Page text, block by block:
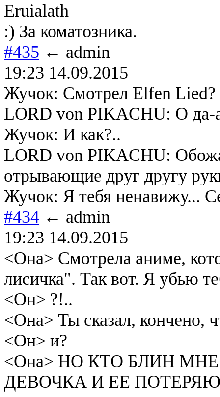
Eruialath
:) За коматозника.
#435 ← admin
19:23 14.09.2015
Жучок: Смотрел Elfen Lied?
LORD von PIKACHU: О да-
Жучок: И как?..
LORD von PIKACHU:
отрывающие друг другу
Жучок: Я тебя ненавижу...
#434 ← admin
19:23 14.09.2015
<Она> Смотрела аниме,
лисичка". Так вот. Я убью
<Он> ?!..
<Она> Ты сказал, кончено,
<Он> и?
<Она> НО КТО БЛИН
ДЕВОЧКА И ЕЕ